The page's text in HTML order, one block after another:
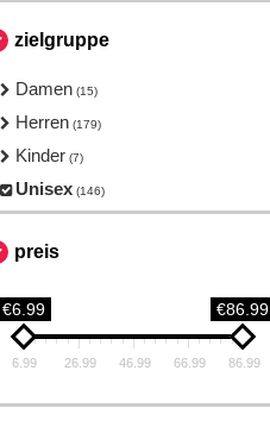
zielgruppe
Damen (15)
Herren (179)
Kinder (7)
Unisex (146)
preis
€6.99 €86.99
6.99 26.99 46.99 66.99 86.99